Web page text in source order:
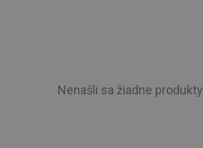
Nenašli sa žiadne produkty